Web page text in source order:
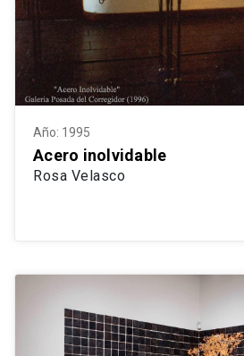
Año: 1995
Acero inolvidable
Rosa Velasco